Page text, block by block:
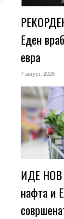
Еден
евра
7 август, 2026
ИДЕ
нафта и